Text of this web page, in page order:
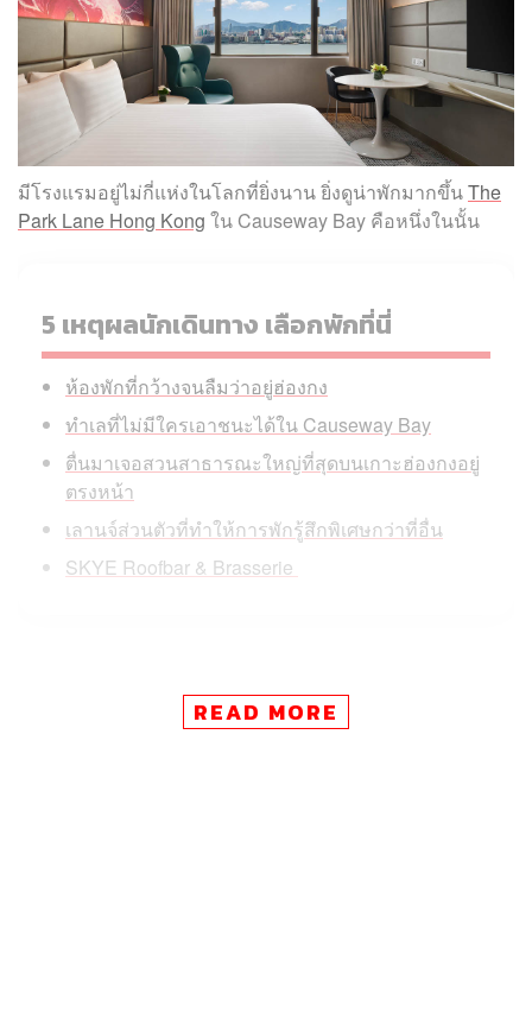
มีโรงแรมอยู่ไม่กี่แห่งในโลกที่ยิ่งนาน ยิ่งดูน่าพักมากขึ้นThe
Park Lane Hong Kong ใน Causeway Bay คือหนึ่งในนั้น
5 เหตุผลนักเดินทาง เลือกพักที่นี่
ห้องพักที่กว้างจนลืมว่าอยู่ฮ่องกง
ทำเลที่ไม่มีใครเอาชนะได้ใน Causeway Bay
ตื่นมาเจอสวนสาธารณะใหญ่ที่สุดบนเกาะฮ่องกงอยู่
ตรงหน้า
เลานจ์ส่วนตัวที่ทำให้การพักรู้สึกพิเศษกว่าที่อื่น
SKYE Roofbar & Brasserie
ดีไซน์และกระแส ที่นี่เลือกจะทำในสิ่งที่ถนัดมาตลอด นั่นคือ
READ MORE